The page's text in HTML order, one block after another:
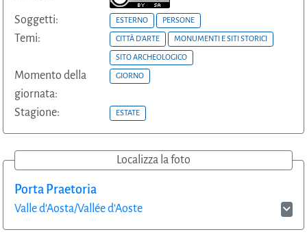
Soggetti: ESTERNO PERSONE
Temi: CITTÀ D'ARTE MONUMENTI E SITI STORICI
SITO ARCHEOLOGICO
Momento della
giornata:
GIORNO
Stagione: ESTATE
Localizza la foto
Porta Praetoria
Valle d'Aosta/Vallée d'Aoste